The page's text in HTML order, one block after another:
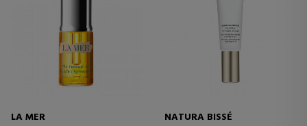
LA MER
NATURA BISSÉ